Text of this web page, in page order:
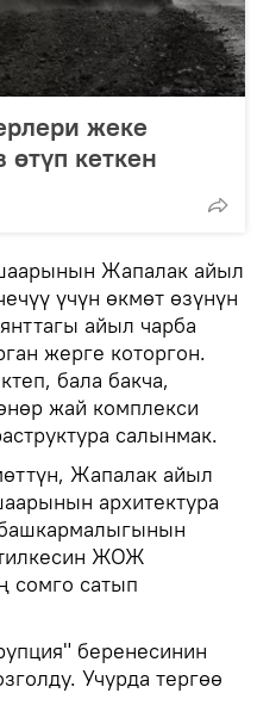
жеке
кеткен
Жапалак айыл
үчүн өкмөт өзүнүн
айыл чарба
жерге которгон.
бала бакча,
жай комплекси
салынмак.
Жапалак айыл
архитектура
ЖОЖ
сомго сатып
беренесинин
Учурда тергөө